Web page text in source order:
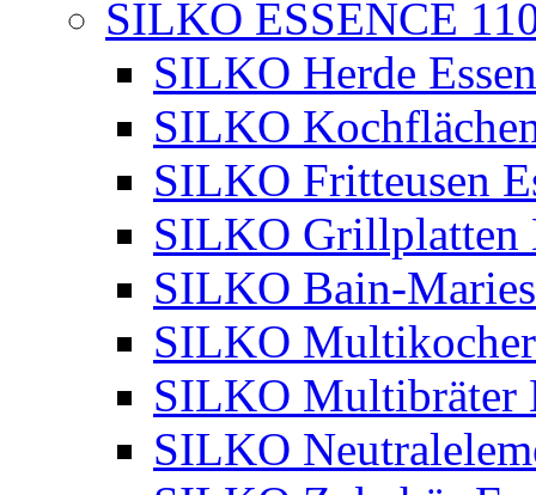
SILKO ESSENCE
SILKO Herde
SILKO
SILKO Fritteusen
SILKO Grillplatten
SILKO Bain-
SILKO Multikocher
SILKO Multibräter
SILKO